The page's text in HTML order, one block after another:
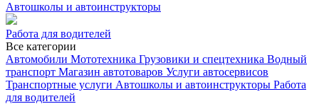
Автошколы и автоинструкторы
Работа для водителей
Все категории
Автомобили Мототехника Грузовики и спецтехника Водный
транспорт Магазин автотоваров Услуги автосервисов
Транспортные услуги Автошколы и автоинструкторы Работа
для водителей